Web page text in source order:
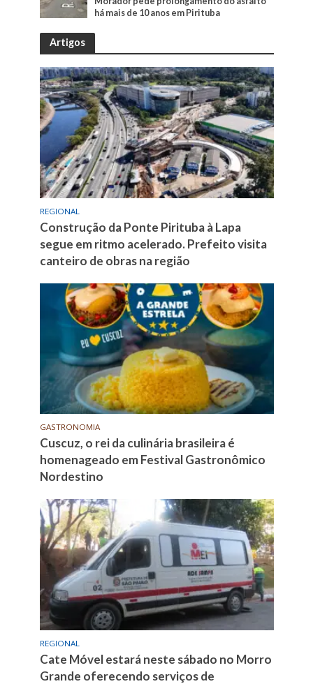
há mais de 10 anos em Pirituba
Artigos
REGIONAL
Construção da Ponte Pirituba à Lapa
segue em ritmo acelerado. Prefeito visita
canteiro de obras na região
GASTRONOMIA
Cuscuz, o rei da culinária brasileira é
homenageado em Festival Gastronômico
Nordestino
REGIONAL
Cate Móvel estará neste sábado no Morro
Grande oferecendo serviços de